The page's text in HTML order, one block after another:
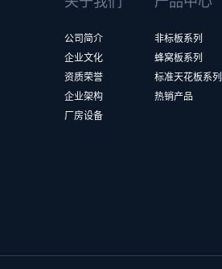
公司简介
企业文化
资质荣誉
企业架构
厂房设备
非标板系列
蜂窝板系列
标准天花板系列
热销产品